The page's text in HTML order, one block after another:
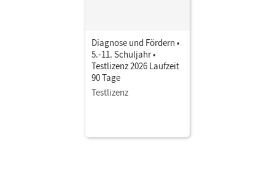
Diagnose und Fördern •
5.-11. Schuljahr •
Testlizenz 2026 Laufzeit
90 Tage
Testlizenz